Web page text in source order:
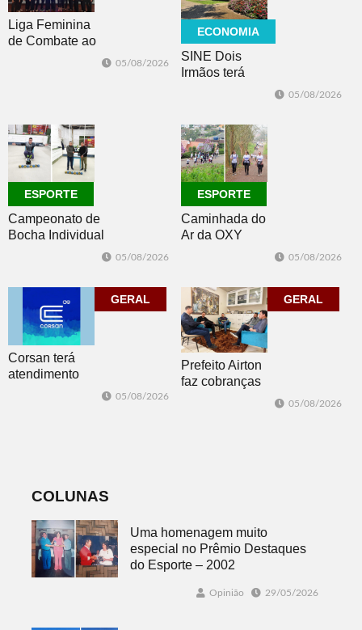
Liga Feminina
de Combate ao
05/08/2026
ECONOMIA
SINE Dois
Irmãos terá
dia 10
05/08/2026
ESPORTE
Campeonato de
Bocha Individual
05/08/2026
ESPORTE
Caminhada do
Ar da OXY
Morro Reuter
05/08/2026
GERAL
Corsan terá
atendimento
05/08/2026
GERAL
Prefeito Airton
faz cobranças
sobre problemas
05/08/2026
COLUNAS
Uma homenagem muito
especial no Prêmio Destaques
do Esporte – 2002
Opinião 29/05/2026